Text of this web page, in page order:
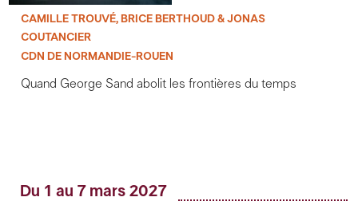
CAMILLE TROUVÉ, BRICE BERTHOUD & JONAS
COUTANCIER
CDN DE NORMANDIE-ROUEN
Quand George Sand abolit les frontières du temps
Du 1 au 7 mars 2027